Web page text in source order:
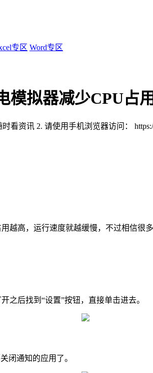
专区 Word专区
模拟器减少CPU占
时看资讯 2. 请使用手机浏览器访问：
高，运行速度就越缓慢，不过相信很
之后找到“设置”按钮，直接单击进去。
闭通知的应用了。